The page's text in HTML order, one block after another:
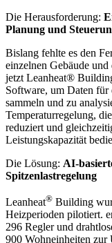
Die Herausforderung:
Planung und
Bislang fehlte es den
einzelnen Gebäude
jetzt Leanheat®
Software, um Daten für
sammeln und zu
Temperaturregelung,
reduziert und
Leistungskapazität
Die Lösung: AI-
Spitzenlastregelung
Leanheat® Building
Heizperioden pilotiert.
296 Regler und
900 Wohneinheiten zur